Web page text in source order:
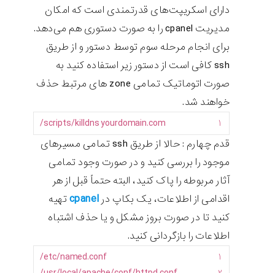
دارای اسکریپت‌های قدرتمندی است که امکان
مدیریت cpanel را به صورت دستوری هم می‌دهد.
برای انجام مرحله سوم توسط دستور و از طریق
ssh کافی است از دستور زیر استفاده کنید به
صورت اتوماتیک تمامی zone های مرتبط حذف
خواهند شد.
۱ scripts/killdnsyourdomain.com/
قدم چهارم : حالا از طریق ssh تمامی مسیرهای
موجود را بررسی کنید و در صورت وجود تمامی
آثار مربوطه را پاک کنید، البته حتماً قبل از هر
اقدامی از اطلاعات، یک بکاپ در cpanelتهیه
کنید تا در صورت بروز مشکل و یا حذف اشتباه
اطلاعات را بازگردانی کنید.
۱
etc/named.conf/